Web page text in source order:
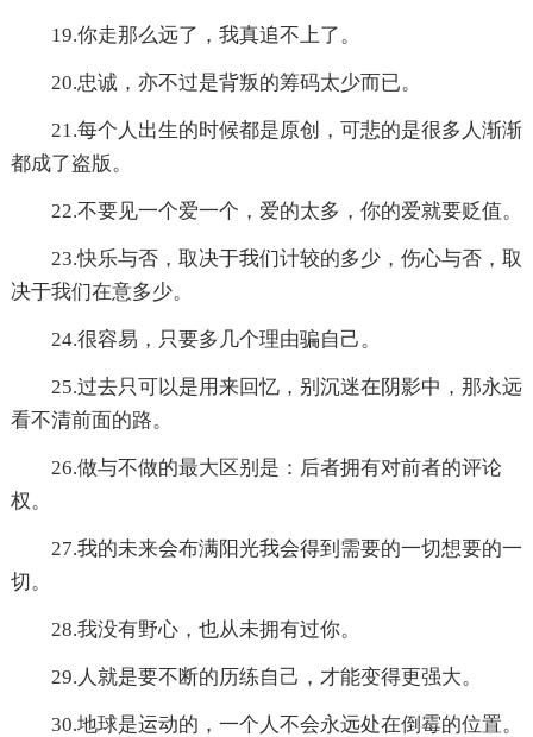
19.你走那么远了，我真追不上了。
20.忠诚，亦不过是背叛的筹码太少而已。
21.每个人出生的时候都是原创，可悲的是很多人渐渐
都成了盗版。
22.不要见一个爱一个，爱的太多，你的爱就要贬值。
23.快乐与否，取决于我们计较的多少，伤心与否，取
决于我们在意多少。
24.很容易，只要多几个理由骗自己。
25.过去只可以是用来回忆，别沉迷在阴影中，那永远
看不清前面的路。
26.做与不做的最大区别是：后者拥有对前者的评论
权。
27.我的未来会布满阳光我会得到需要的一切想要的一
切。
28.我没有野心，也从未拥有过你。
29.人就是要不断的历练自己，才能变得更强大。
30.地球是运动的，一个人不会永远处在倒霉的位置。